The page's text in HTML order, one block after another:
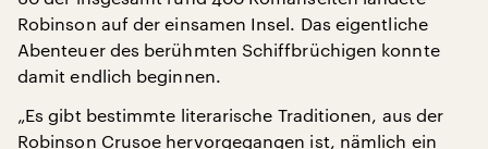
Robinson auf der einsamen Insel. Das eigentliche
Abenteuer des berühmten Schiffbrüchigen konnte
damit endlich beginnen.
„Es gibt bestimmte literarische Traditionen, aus der
Robinson Crusoe hervorgegangen ist, nämlich ein